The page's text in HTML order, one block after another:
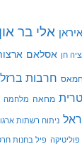
איראן אלי בר און
חן אסלאם
חמאס חרבות ברזל
מחאה מלחמה
ניתוח רשתות
פוליטיקה פיל בחנות